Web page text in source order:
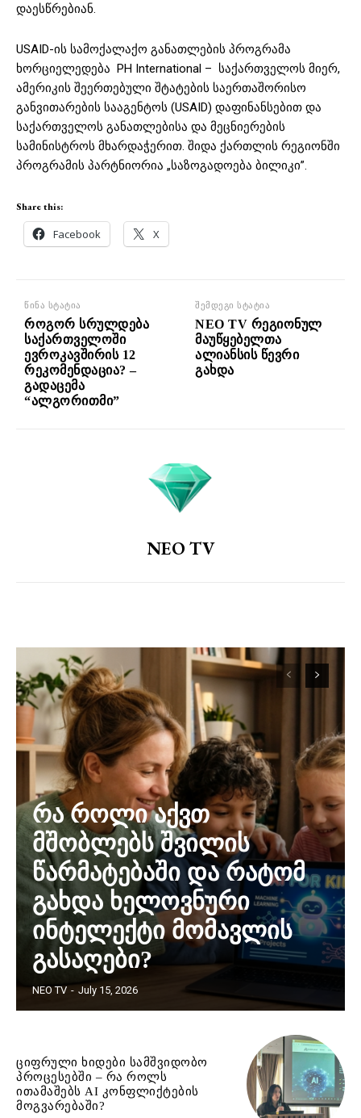
დაესწრებიან.
USAID-ის სამოქალაქო განათლების პროგრამა
ხორციელედება PH International – საქართველოს მიერ,
ამერიკის შეერთებული შტატების საერთაშორისო
განვითარების სააგენტოს (USAID) დაფინანსებით და
საქართველოს განათლებისა და მეცნიერების
სამინისტროს მხარდაჭერით. შიდა ქართლის რეგიონში
პროგრამის პარტნიორია „საზოგადოება ბილიკი”.
Share this:
Facebook X
წინა სტატია
როგორ სრულდება
საქართველოში
ევროკავშირის 12
რეკომენდაცია? –
გადაცემა
“ალგორითმი”
შემდეგი სტატია
NEO TV რეგიონულ
მაუწყებელთა
ალიანსის წევრი
გახდა
NEO TV
რა როლი აქვთ
მშობლებს შვილის
წარმატებაში და რატომ
გახდა ხელოვნური
ინტელექტი მომავლის
გასაღები?
NEO TV - July 15, 2026
ციფრული ხიდები სამშვიდობო
პროცესებში – რა როლს
ითამაშებს AI კონფლიქტების
მოგვარებაში?